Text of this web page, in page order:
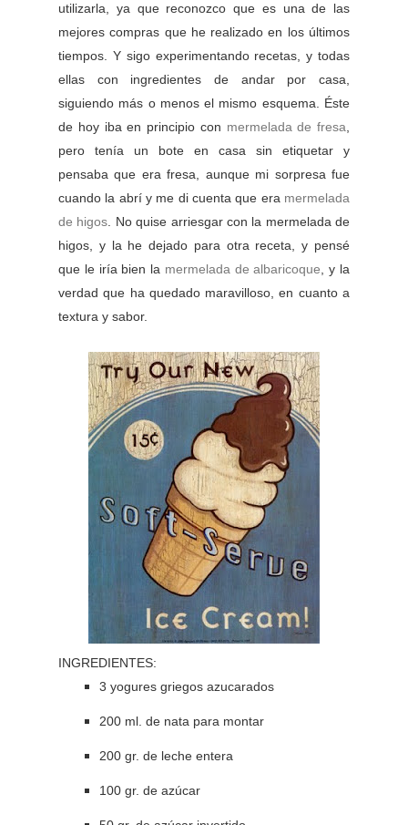
utilizarla, ya que reconozco que es una de las
mejores compras que he realizado en los últimos
tiempos. Y sigo experimentando recetas, y todas
ellas con ingredientes de andar por casa,
siguiendo más o menos el mismo esquema. Éste
de hoy iba en principio con mermelada de fresa,
pero tenía un bote en casa sin etiquetar y
pensaba que era fresa, aunque mi sorpresa fue
cuando la abrí y me di cuenta que era mermelada
de higos. No quise arriesgar con la mermelada de
higos, y la he dejado para otra receta, y pensé
que le iría bien la mermelada de albaricoque, y la
verdad que ha quedado maravilloso, en cuanto a
textura y sabor.
INGREDIENTES:
3 yogures griegos azucarados
200 ml. de nata para montar
200 gr. de leche entera
100 gr. de azúcar